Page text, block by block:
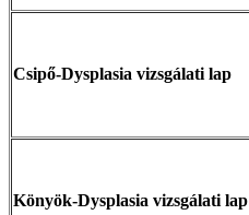
Csipő-Dysplasia vizsgálati lap
Könyök-Dysplasia vizsgálati lap